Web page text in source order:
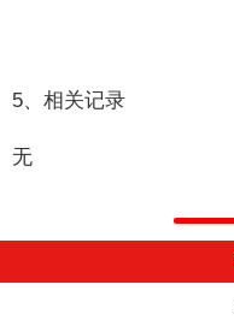
5、相关记录
无